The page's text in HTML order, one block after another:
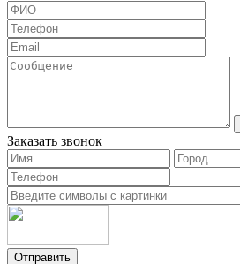
Заказать звонок
Отправить